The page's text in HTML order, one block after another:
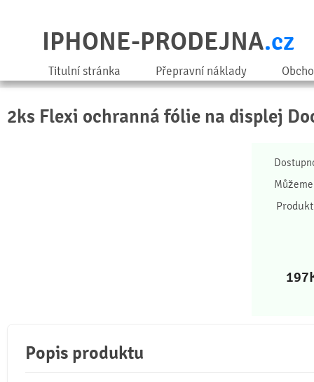
IPHONE-PRODEJNA.cz
Titulní stránka Přepravní náklady
2ks Flexi ochranná fólie na displej
197
Popis produktu